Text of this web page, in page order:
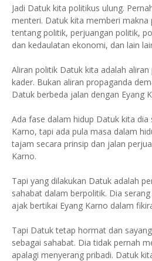
Jadi Datuk kita politikus ulung.
menteri. Datuk kita memberi
tentang politik, perjuangan politik,
dan kedaulatan ekonomi, dan lain
Aliran politik Datuk kita adalah
kader. Bukan aliran propaganda
Datuk berbeda jalan dengan Eyang
Ada fase dalam hidup Datuk kita dia
Karno, tapi ada pula masa dalam
tajam secara prinsip dan jalan
Karno.
Tapi yang dilakukan Datuk adalah
sahabat dalam berpolitik. Dia
ajak bertikai Eyang Karno dalam
Tapi Datuk tetap hormat dan
sebagai sahabat. Dia tidak pernah
apalagi menyerang pribadi. Datuk